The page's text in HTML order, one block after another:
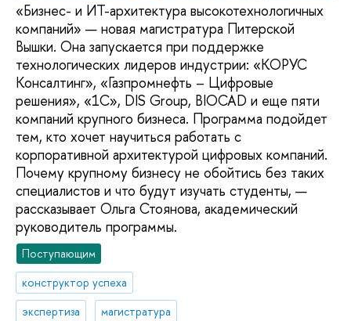
«Бизнес- и ИТ-архитектура высокотехнологичных
компаний» — новая магистратура Питерской
Вышки. Она запускается при поддержке
технологических лидеров индустрии: «КОРУС
Консалтинг», «Газпромнефть – Цифровые
решения», «1С», DIS Group, BIOCAD и еще пяти
компаний крупного бизнеса. Программа подойдет
тем, кто хочет научиться работать с
корпоративной архитектурой цифровых компаний.
Почему крупному бизнесу не обойтись без таких
специалистов и что будут изучать студенты, —
рассказывает Ольга Стоянова, академический
руководитель программы.
Поступающим
конструктор успеха
экспертиза
магистратура